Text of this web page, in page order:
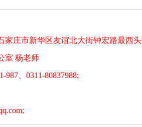
家庄市新华区友谊北大街钟宏路最西
室 杨老师
987、0311-80837988;